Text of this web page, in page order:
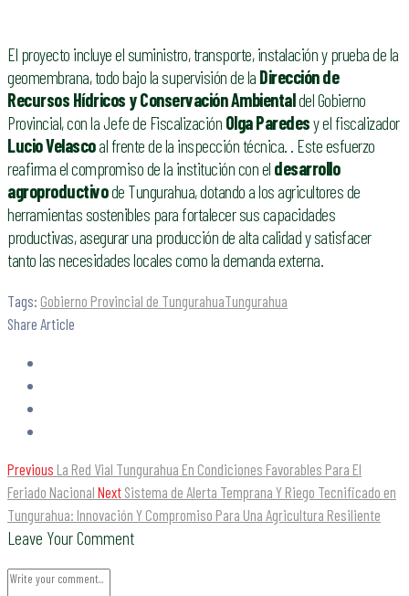
El proyecto incluye el suministro, transporte, instalación y prueba de la
geomembrana, todo bajo la supervisión de la Dirección de
Recursos Hídricos y Conservación Ambientaldel Gobierno
Provincial, con la Jefe de Fiscalización Olga Paredesy el fiscalizador
Lucio Velascoal frente de la inspección técnica. . Este esfuerzo
reafirma el compromiso de la institución con el desarrollo
agroproductivode Tungurahua, dotando a los agricultores de
herramientas sostenibles para fortalecer sus capacidades
productivas, asegurar una producción de alta calidad y satisfacer
tanto las necesidades locales como la demanda externa.
Tags: Gobierno Provincial de TungurahuaTungurahua
Share Article
Previous La Red Vial Tungurahua En Condiciones Favorables Para El
Feriado Nacional Next Sistema de Alerta Temprana Y Riego Tecnificado en
Tungurahua: Innovación Y Compromiso Para Una Agricultura Resiliente
Leave Your Comment